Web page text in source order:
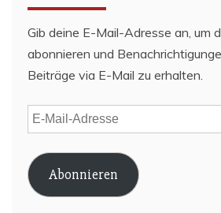
Gib deine E-Mail-Adresse an, um
abonnieren und
Beiträge via E-Mail zu erhalten.
E-
Mail-
Adresse
Abonnieren